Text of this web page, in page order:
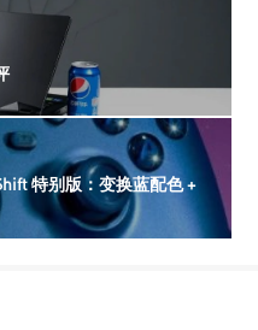
特别版：变换蓝配色 +